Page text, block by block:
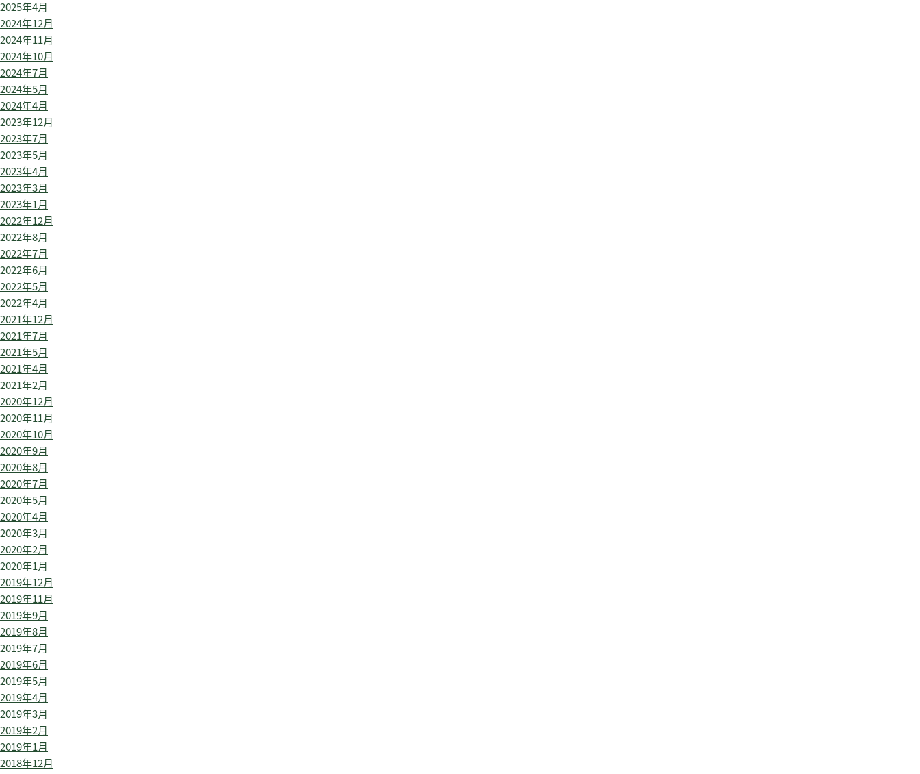
2025年4月
2024年12月
2024年11月
2024年10月
2024年7月
2024年5月
2024年4月
2023年12月
2023年7月
2023年5月
2023年4月
2023年3月
2023年1月
2022年12月
2022年8月
2022年7月
2022年6月
2022年5月
2022年4月
2021年12月
2021年7月
2021年5月
2021年4月
2021年2月
2020年12月
2020年11月
2020年10月
2020年9月
2020年8月
2020年7月
2020年5月
2020年4月
2020年3月
2020年2月
2020年1月
2019年12月
2019年11月
2019年9月
2019年8月
2019年7月
2019年6月
2019年5月
2019年4月
2019年3月
2019年2月
2019年1月
2018年12月